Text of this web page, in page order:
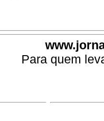
Para quem